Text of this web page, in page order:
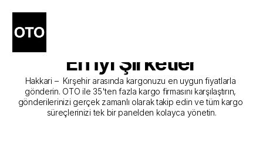
Hakkari - Kırşehir Kargo
Gönderim Hizmeti Sunan
En İyi Şirketler
Hakkari –  Kırşehir arasında kargonuzu en uygun fiyatlarla
gönderin. OTO ile 35'ten fazla kargo firmasını karşılaştırın,
gönderilerinizi gerçek zamanlı olarak takip edin ve tüm kargo
süreçlerinizi tek bir panelden kolayca yönetin.